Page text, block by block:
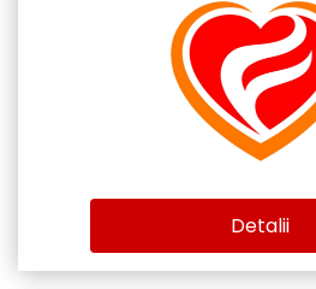
Detalii